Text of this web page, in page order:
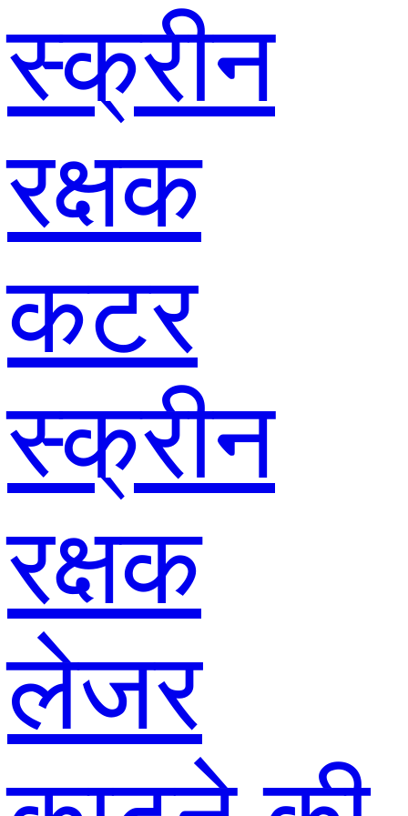
स्क्रीन
रक्षक
कटर
स्क्रीन
रक्षक
लेजर